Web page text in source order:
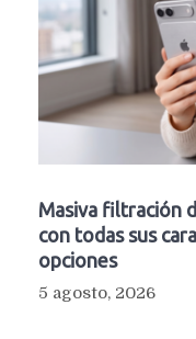
Masiva filtración
con todas sus
opciones
5 agosto, 2026